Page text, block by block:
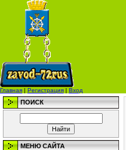
Главная | Регистрация | Вход
ПОИСК
МЕНЮ САЙТА